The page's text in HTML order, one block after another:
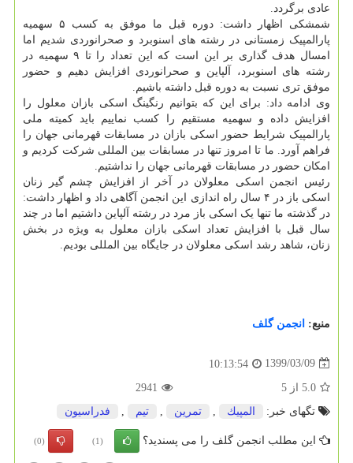
عادی برگردد.
شمشکی اظهار داشت: دوره قبل ما موفق به کسب ۵ سهمیه
پارالمپیک زمستانی در رشته های اسنوبرد و صحرانوردی شدیم اما
امسال هدف گذاری بر این است که این تعداد را تا ۹ سهمیه در
رشته های اسنوبرد، آلپاین و صحرانوردی افزایش دهیم و حضور
موفق تری نسبت به دوره قبل داشته باشیم.
وی ادامه داد: برای این که بتوانیم رنگینگ اسکی بازان معلول را
افزایش داده و سهمیه مستقیم را کسب نماییم باید کمیته ملی
پارالمپیک شرایط حضور اسکی بازان در مسابقات قهرمانی جهان را
فراهم آورد. ما تا امروز تنها در مسابقات بین المللی شرکت کردیم و
امکان حضور در مسابقات قهرمانی جهان را نداشتیم.
رئیس انجمن اسکی معلولان در آخر از افزایش چشم گیر زنان
اسکی باز در ۴ سال راه اندازی این انجمن آگاهی داد و اظهار داشت:
در گذشته ما تنها یک اسکی باز مرد در رشته آلپاین داشتیم اما در چند
سال قبل با افزایش تعداد اسکی بازان معلول به ویژه در بخش
زنان، شاهد رشد اسکی معلولان در جایگاه بین المللی بودیم.
منبع: انجمن گلف
1399/03/09
10:13:54
5.0 از 5
2941
تگهای خبر:
المپیك تمرین تیم فدراسیون
این مطلب انجمن گلف را می پسندید؟ (1)
(0)